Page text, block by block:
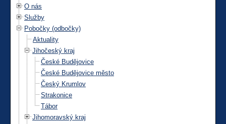
O nás
Služby
Pobočky (odbočky)
Aktuality
Jihočeský kraj
České Budějovice
České Budějovice město
Český Krumlov
Strakonice
Tábor
Jihomoravský kraj